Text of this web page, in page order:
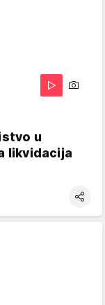
u
likvidacija